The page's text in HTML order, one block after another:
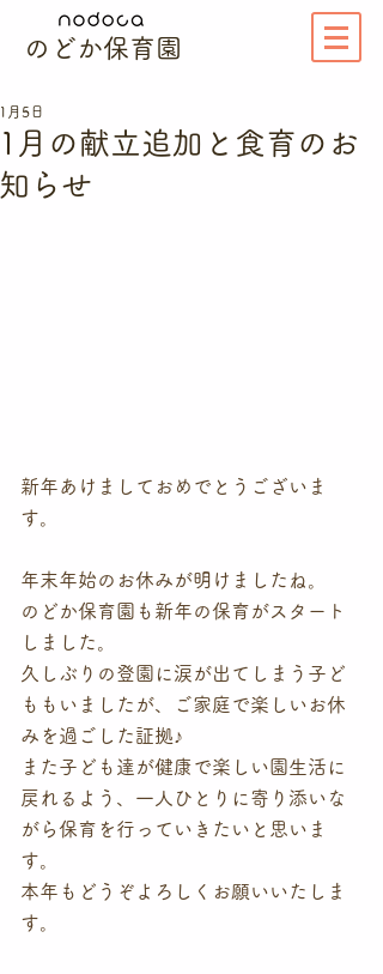
のどか保育園
1月の献立追加と食育のお
知らせ
1月5日
新年あけましておめでとうございま
す。
年末年始のお休みが明けましたね。
のどか保育園も新年の保育がスタート
しました。
久しぶりの登園に涙が出てしまう子ど
ももいましたが、ご家庭で楽しいお休
みを過ごした証拠♪
また子ども達が健康で楽しい園生活に
戻れるよう、一人ひとりに寄り添いな
がら保育を行っていきたいと思いま
す。
本年もどうぞよろしくお願いいたしま
す。